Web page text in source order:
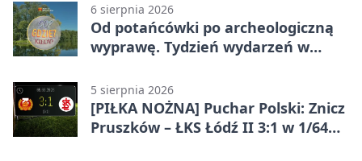
6 sierpnia 2026
Od potańcówki po archeologiczną
wyprawę. Tydzień wydarzeń w
5 sierpnia 2026
[PIŁKA NOŻNA] Puchar Polski: Znicz
Pruszków – ŁKS Łódź II 3:1 w 1/64